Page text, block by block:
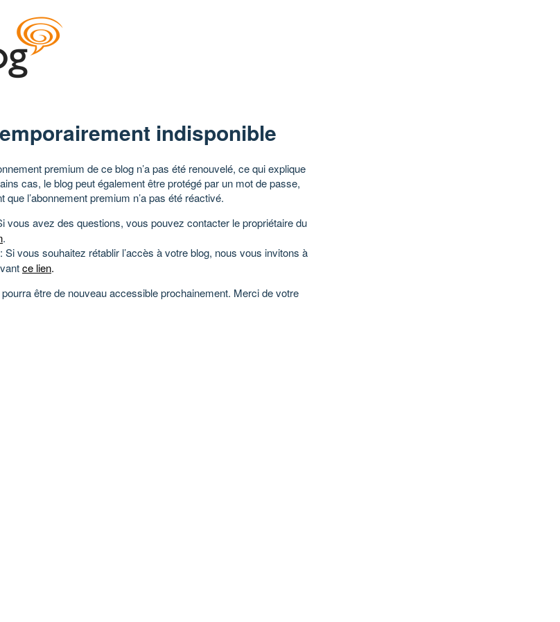
indisponible
premium de ce blog n’a pas été renouvelé, ce qui explique
cas, le blog peut également être protégé par un mot de passe,
l’abonnement premium n’a pas été réactivé.
vous avez des questions, vous pouvez contacter le propriétaire du
.
: Si vous souhaitez rétablir l’accès à votre blog, nous vous invitons à
ce lien.
être de nouveau accessible prochainement. Merci de votre